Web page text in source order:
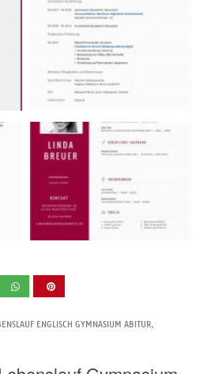
ENGLISCH GYMNASIUM ABITUR,